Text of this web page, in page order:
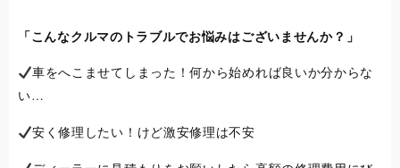
「こんなクルマのトラブルでお悩みはございませんか？」
車をへこませてしまった！何から始めれば良いか分からな
い…
安く修理したい！けど激安修理は不安